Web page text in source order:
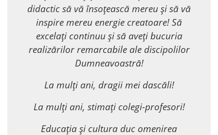
didactic să vă însoțească mereu și să vă
inspire mereu energie creatoare! Să
excelați continuu și să aveți bucuria
realizărilor remarcabile ale discipolilor
Dumneavoastră!
La mulți ani, dragii mei dascăli!
La mulți ani, stimați colegi-profesori!
Educația și cultura duc omenirea